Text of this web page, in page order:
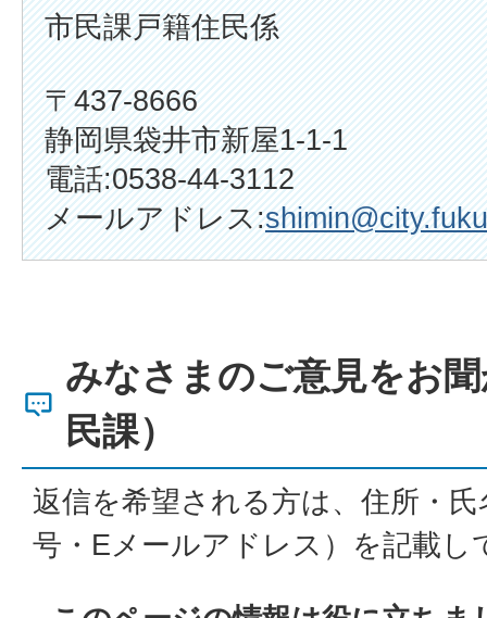
市民課戸籍住民係
〒437-8666
静岡県袋井市新屋1-1-1
電話:0538-44-3112
メールアドレス:
みなさまのご意見をお
民課）
返信を希望される方は、住所・
号・Eメールアドレス）を記載し